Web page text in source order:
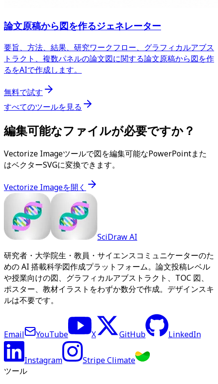
論文原稿から図を作るジェネレーター
要旨、方法、結果、研究ワークフロー、グラフィカルアブス
トラクト、複数パネルの論文図に関する論文原稿から図を作
るをAIで作成します。
無料で試す
すべてのツールを見る
編集可能なファイルが必要ですか？
Vectorize Imageツールで図を編集可能なPowerPointまた
はベクターSVGに変換できます。
Vectorize Imageを開く
SciDraw AI
研究者・大学院生・教員・サイエンスコミュニケーターのた
めの AI 搭載科学図作成プラットフォーム。論文投稿レベル
や授業向けの図、グラフィカルアブストラクト、TOC 図、
ポスター、教材イラストをわずか数分で作成。デザインスキ
ルは不要です。
Email YouTube X GitHub LinkedIn
Instagram
Stripe Climate
ツール